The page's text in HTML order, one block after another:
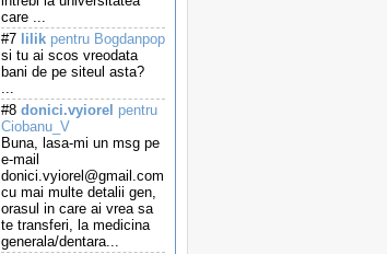
care ...
#7 lilik pentru Bogdanpop
si tu ai scos vreodata
bani de pe siteul asta?
...
#8 donici.vyiorel pentru
Ciobanu_V
Buna, lasa-mi un msg pe
e-mail
donici.vyiorel@gmail.com
cu mai multe detalii gen,
orasul in care ai vrea sa
te transferi, la medicina
generala/dentara...